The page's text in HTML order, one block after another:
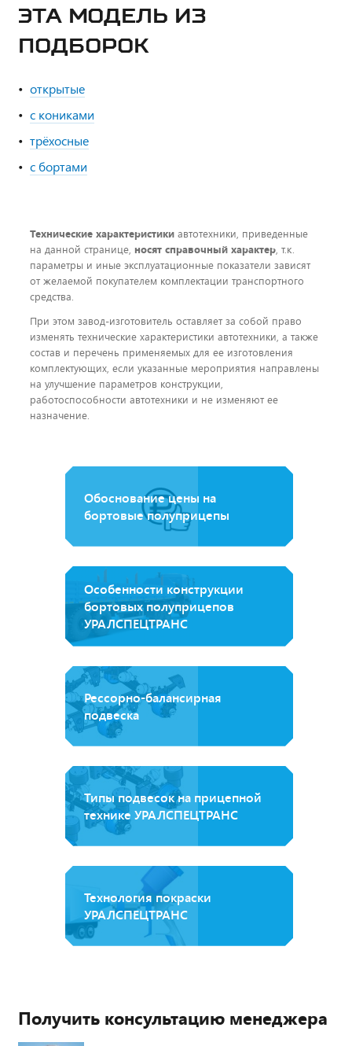
ЭТА МОДЕЛЬ ИЗ
ПОДБОРОК
открытые
с кониками
трёхосные
с бортами
Технические характеристики автотехники, приведенные
на данной странице, носят справочный характер, т.к.
параметры и иные эксплуатационные показатели зависят
от желаемой покупателем комплектации транспортного
средства.
При этом завод-изготовитель оставляет за собой право
изменять технические характеристики автотехники, а также
состав и перечень применяемых для ее изготовления
комплектующих, если указанные мероприятия направлены
на улучшение параметров конструкции,
работоспособности автотехники и не изменяют ее
назначение.
Обоснование цены на
бортовые полуприцепы
Особенности конструкции
бортовых полуприцепов
УРАЛСПЕЦТРАНС
Рессорно-балансирная
подвеска
Типы подвесок на прицепной
технике УРАЛСПЕЦТРАНС
Технология покраски
УРАЛСПЕЦТРАНС
Получить консультацию менеджера